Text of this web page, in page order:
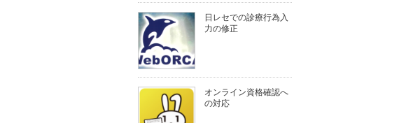
日レセでの診療行為入
力の修正
オンライン資格確認へ
の対応